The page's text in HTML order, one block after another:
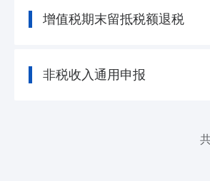
增值税期末留抵税额退税
非税收入通用申报